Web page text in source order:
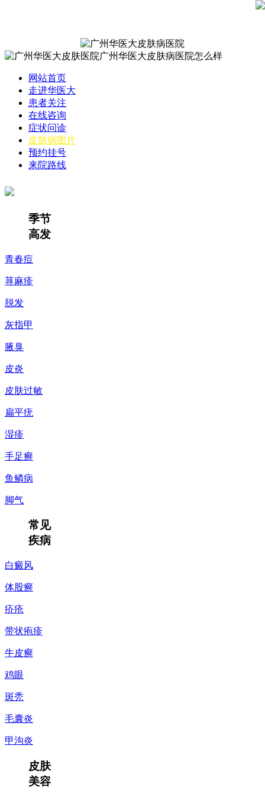
网站首页
走进华医大
患者关注
在线咨询
症状问诊
皮肤病图片
预约挂号
来院路线
季节
高发
青春痘
荨麻疹
脱发
灰指甲
腋臭
皮炎
皮肤过敏
扁平疣
湿疹
手足癣
鱼鳞病
脚气
常见
疾病
白癜风
体股癣
疥疮
带状疱疹
牛皮癣
鸡眼
斑秃
毛囊炎
甲沟炎
皮肤
美容